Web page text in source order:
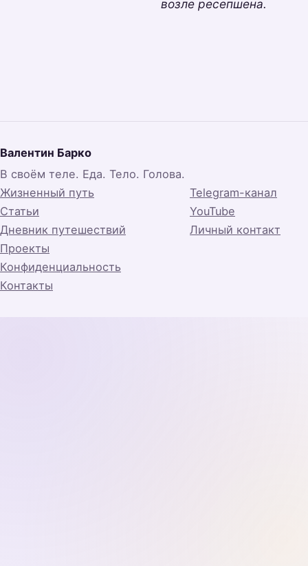
возле ресепшена.
Валентин Барко
В своём теле. Еда. Тело. Голова.
Жизненный путь
Статьи
Дневник путешествий
Telegram-канал
YouTube
Личный контакт
Проекты
Конфиденциальность
Контакты